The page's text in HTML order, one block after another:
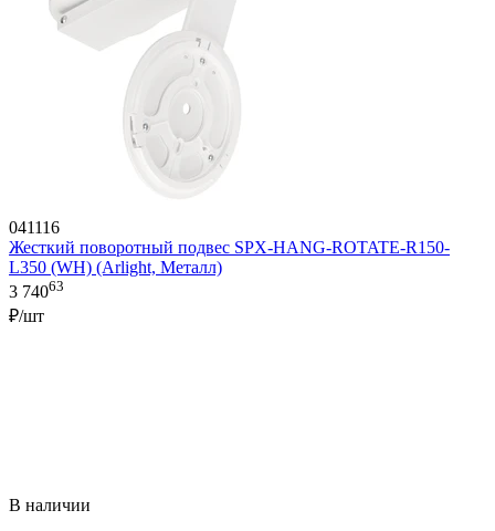
041116
Жесткий поворотный подвес SPX-HANG-ROTATE-R150-
L350 (WH) (Arlight, Металл)
3 74063
₽/шт
В наличии